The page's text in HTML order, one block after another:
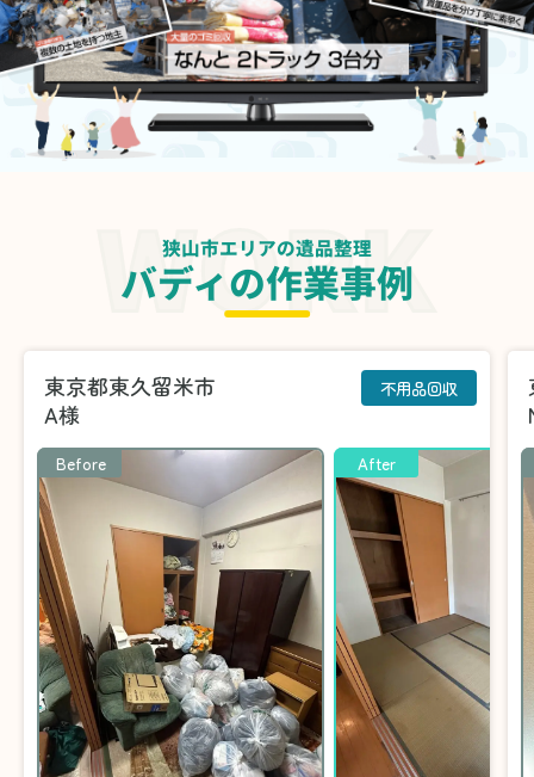
狭山市エリアの遺品整理
バディの作業事例
東京都東久留米市
A様
不用品回収
Before After